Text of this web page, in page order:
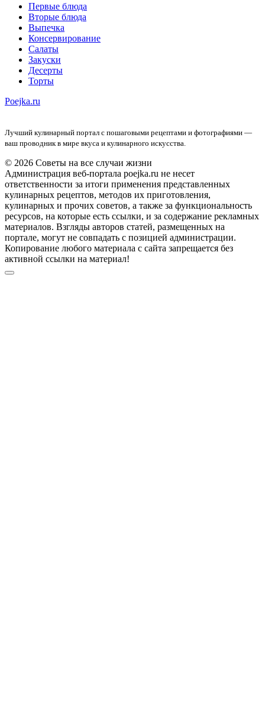
Первые блюда
Вторые блюда
Выпечка
Консервирование
Салаты
Закуски
Десерты
Торты
Poejka.ru
Лучший кулинарный портал с пошаговыми рецептами и фотографиями —
ваш проводник в мире вкуса и кулинарного искусства.
© 2026 Советы на все случаи жизни
Администрация веб-портала poejka.ru не несет
ответственности за итоги применения представленных
кулинарных рецептов, методов их приготовления,
кулинарных и прочих советов, а также за функциональность
ресурсов, на которые есть ссылки, и за содержание рекламных
материалов. Взгляды авторов статей, размещенных на
портале, могут не совпадать с позицией администрации.
Копирование любого материала с сайта запрещается без
активной ссылки на материал!